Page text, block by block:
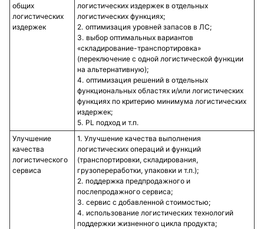
общих
логистических
издержек
логистических издержек в отдельных
логистических функциях;
оптимизация уровней запасов в ЛС;
выбор оптимальных вариантов
«складирование-транспортировка»
(переключение с одной логистической функции
на альтернативную);
оптимизация решений в отдельных
функциональных областях и/или логистических
функциях по критерию минимума логистических
издержек;
PL подход и т.п.
Улучшение
качества
логистического
сервиса
Улучшение качества выполнения
логистических операций и функций
(транспортировки, складирования,
грузопереработки, упаковки и т.п.);
поддержка предпродажного и
послепродажного сервиса;
сервис с добавленной стоимостью;
использование логистических технологий
поддержки жизненного цикла продукта;